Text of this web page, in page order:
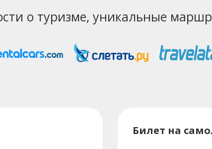
о туризме, уникальные
Билет на